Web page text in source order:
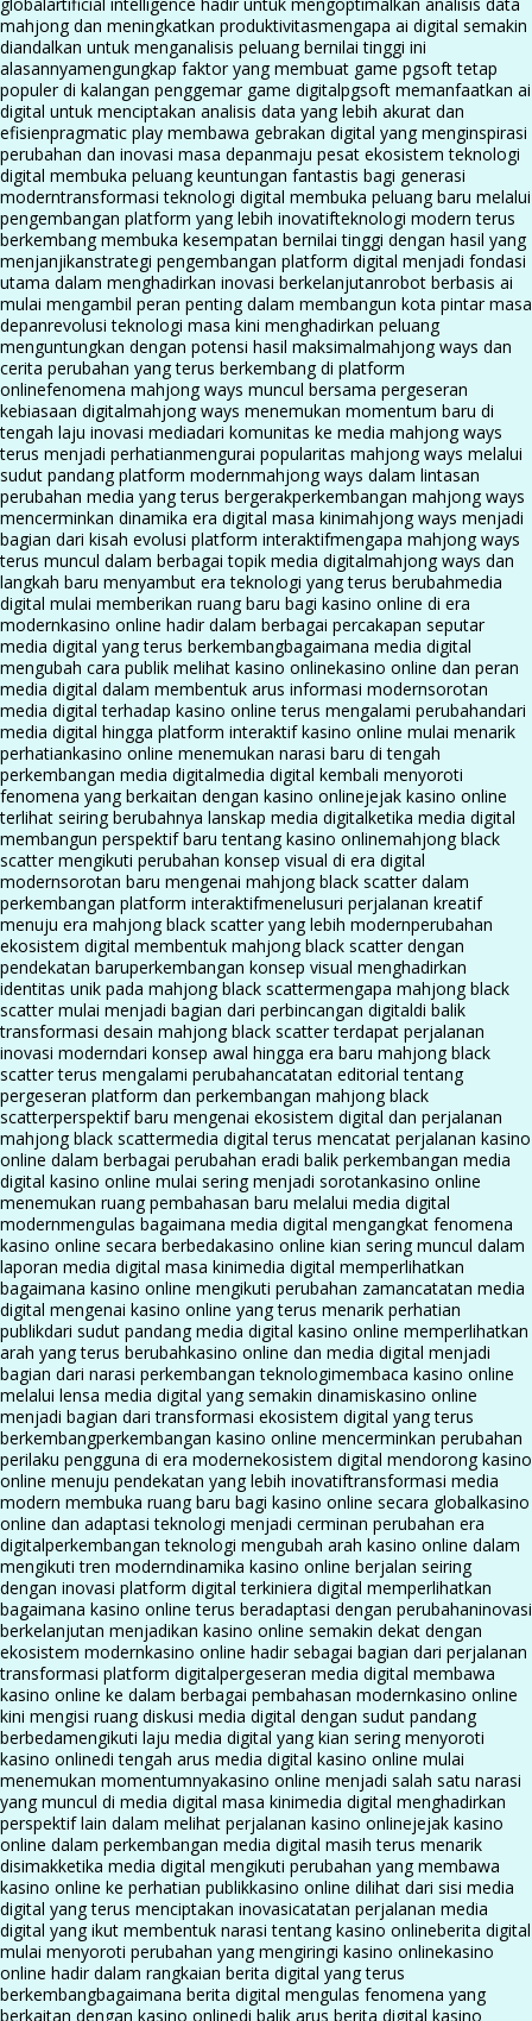
global artificial intelligence hadir untuk mengoptimalkan analisis data
mahjong dan meningkatkan produktivitasmengapa ai digital semakin
diandalkan untuk menganalisis peluang bernilai tinggi ini
alasannyamengungkap faktor yang membuat game pgsoft tetap
populer di kalangan penggemar game digitalpgsoft memanfaatkan ai
digital untuk menciptakan analisis data yang lebih akurat dan
efisienpragmatic play membawa gebrakan digital yang menginspirasi
perubahan dan inovasi masa depanmaju pesat ekosistem teknologi
digital membuka peluang keuntungan fantastis bagi generasi
moderntransformasi teknologi digital membuka peluang baru melalui
pengembangan platform yang lebih inovatifteknologi modern terus
berkembang membuka kesempatan bernilai tinggi dengan hasil yang
menjanjikanstrategi pengembangan platform digital menjadi fondasi
utama dalam menghadirkan inovasi berkelanjutanrobot berbasis ai
mulai mengambil peran penting dalam membangun kota pintar masa
depanrevolusi teknologi masa kini menghadirkan peluang
menguntungkan dengan potensi hasil maksimalmahjong ways dan
cerita perubahan yang terus berkembang di platform
onlinefenomena mahjong ways muncul bersama pergeseran
kebiasaan digitalmahjong ways menemukan momentum baru di
tengah laju inovasi mediadari komunitas ke media mahjong ways
terus menjadi perhatianmengurai popularitas mahjong ways melalui
sudut pandang platform modernmahjong ways dalam lintasan
perubahan media yang terus bergerakperkembangan mahjong ways
mencerminkan dinamika era digital masa kinimahjong ways menjadi
bagian dari kisah evolusi platform interaktifmengapa mahjong ways
terus muncul dalam berbagai topik media digitalmahjong ways dan
langkah baru menyambut era teknologi yang terus berubahmedia
digital mulai memberikan ruang baru bagi kasino online di era
modernkasino online hadir dalam berbagai percakapan seputar
media digital yang terus berkembangbagaimana media digital
mengubah cara publik melihat kasino onlinekasino online dan peran
media digital dalam membentuk arus informasi modernsorotan
media digital terhadap kasino online terus mengalami perubahandari
media digital hingga platform interaktif kasino online mulai menarik
perhatiankasino online menemukan narasi baru di tengah
perkembangan media digitalmedia digital kembali menyoroti
fenomena yang berkaitan dengan kasino onlinejejak kasino online
terlihat seiring berubahnya lanskap media digitalketika media digital
membangun perspektif baru tentang kasino onlinemahjong black
scatter mengikuti perubahan konsep visual di era digital
modernsorotan baru mengenai mahjong black scatter dalam
perkembangan platform interaktifmenelusuri perjalanan kreatif
menuju era mahjong black scatter yang lebih modernperubahan
ekosistem digital membentuk mahjong black scatter dengan
pendekatan baruperkembangan konsep visual menghadirkan
identitas unik pada mahjong black scattermengapa mahjong black
scatter mulai menjadi bagian dari perbincangan digitaldi balik
transformasi desain mahjong black scatter terdapat perjalanan
inovasi moderndari konsep awal hingga era baru mahjong black
scatter terus mengalami perubahancatatan editorial tentang
pergeseran platform dan perkembangan mahjong black
scatterperspektif baru mengenai ekosistem digital dan perjalanan
mahjong black scattermedia digital terus mencatat perjalanan kasino
online dalam berbagai perubahan eradi balik perkembangan media
digital kasino online mulai sering menjadi sorotankasino online
menemukan ruang pembahasan baru melalui media digital
modernmengulas bagaimana media digital mengangkat fenomena
kasino online secara berbedakasino online kian sering muncul dalam
laporan media digital masa kinimedia digital memperlihatkan
bagaimana kasino online mengikuti perubahan zamancatatan media
digital mengenai kasino online yang terus menarik perhatian
publikdari sudut pandang media digital kasino online memperlihatkan
arah yang terus berubahkasino online dan media digital menjadi
bagian dari narasi perkembangan teknologimembaca kasino online
melalui lensa media digital yang semakin dinamiskasino online
menjadi bagian dari transformasi ekosistem digital yang terus
berkembangperkembangan kasino online mencerminkan perubahan
perilaku pengguna di era modernekosistem digital mendorong kasino
online menuju pendekatan yang lebih inovatiftransformasi media
modern membuka ruang baru bagi kasino online secara globalkasino
online dan adaptasi teknologi menjadi cerminan perubahan era
digitalperkembangan teknologi mengubah arah kasino online dalam
mengikuti tren moderndinamika kasino online berjalan seiring
dengan inovasi platform digital terkiniera digital memperlihatkan
bagaimana kasino online terus beradaptasi dengan perubahaninovasi
berkelanjutan menjadikan kasino online semakin dekat dengan
ekosistem modernkasino online hadir sebagai bagian dari perjalanan
transformasi platform digitalpergeseran media digital membawa
kasino online ke dalam berbagai pembahasan modernkasino online
kini mengisi ruang diskusi media digital dengan sudut pandang
berbedamengikuti laju media digital yang kian sering menyoroti
kasino onlinedi tengah arus media digital kasino online mulai
menemukan momentumnyakasino online menjadi salah satu narasi
yang muncul di media digital masa kinimedia digital menghadirkan
perspektif lain dalam melihat perjalanan kasino onlinejejak kasino
online dalam perkembangan media digital masih terus menarik
disimakketika media digital mengikuti perubahan yang membawa
kasino online ke perhatian publikkasino online dilihat dari sisi media
digital yang terus menciptakan inovasicatatan perjalanan media
digital yang ikut membentuk narasi tentang kasino onlineberita digital
mulai menyoroti perubahan yang mengiringi kasino onlinekasino
online hadir dalam rangkaian berita digital yang terus
berkembangbagaimana berita digital mengulas fenomena yang
berkaitan dengan kasino onlinedi balik arus berita digital kasino